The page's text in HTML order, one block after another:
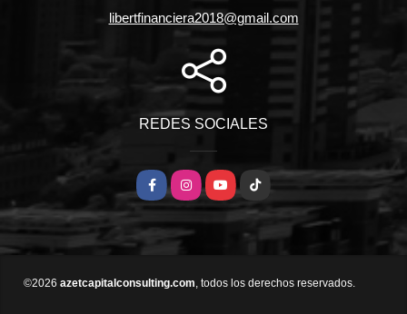
libertfinanciera2018@gmail.com
REDES SOCIALES
FacebookInstagramYouTube
TikTok
©2026 azetcapitalconsulting.com , todos los derechos reservados.